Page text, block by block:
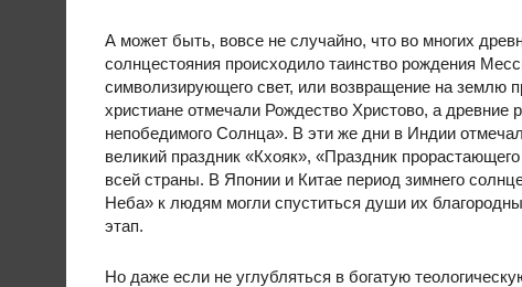
А может быть, вовсе не случайно, что во многих
солнцестояния происходило таинство рождения
символизирующего свет, или возвращение на землю
христиане отмечали Рождество Христово, а
непобедимого Солнца». В эти же дни в Индии
великий праздник «Кхояк», «Праздник
всей страны. В Японии и Китае период зимнего
Неба» к людям могли спуститься души их
этап.
Но даже если не углубляться в богатую